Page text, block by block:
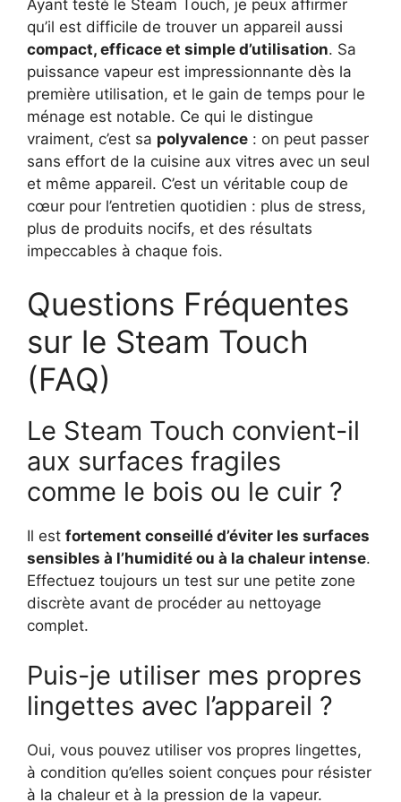
Ayant testé le Steam Touch, je peux affirmer
qu’il est difficile de trouver un appareil aussi
compact, efficace et simple d’utilisation. Sa
puissance vapeur est impressionnante dès la
première utilisation, et le gain de temps pour le
ménage est notable. Ce qui le distingue
vraiment, c’est sa polyvalence : on peut passer
sans effort de la cuisine aux vitres avec un seul
et même appareil. C’est un véritable coup de
cœur pour l’entretien quotidien : plus de stress,
plus de produits nocifs, et des résultats
impeccables à chaque fois.
Questions Fréquentes
sur le Steam Touch
(FAQ)
Le Steam Touch convient-il
aux surfaces fragiles
comme le bois ou le cuir ?
Il est fortement conseillé d’éviter les surfaces
sensibles à l’humidité ou à la chaleur intense.
Effectuez toujours un test sur une petite zone
discrète avant de procéder au nettoyage
complet.
Puis-je utiliser mes propres
lingettes avec l’appareil ?
Oui, vous pouvez utiliser vos propres lingettes,
à condition qu’elles soient conçues pour résister
à la chaleur et à la pression de la vapeur.